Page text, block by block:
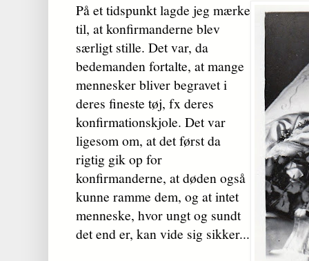
På et tidspunkt lagde jeg mærke
til, at konfirmanderne blev
særligt stille. Det var, da
bedemanden fortalte, at mange
mennesker bliver begravet i
deres fineste tøj, fx deres
konfirmationskjole. Det var
ligesom om, at det først da
rigtig gik op for
konfirmanderne, at døden også
kunne ramme dem, og at intet
menneske, hvor ungt og sundt
det end er, kan vide sig sikker...